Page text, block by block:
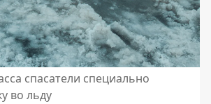
спасатели специально
во льду